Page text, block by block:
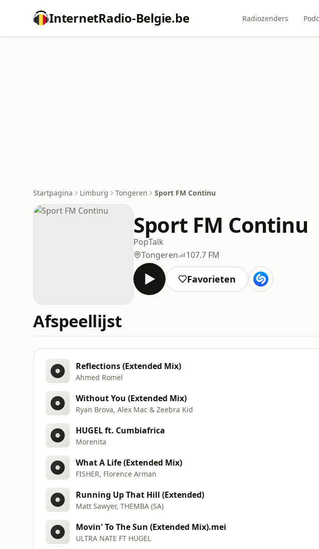
InternetRadio-Belgie.be Radiozenders
Startpagina Limburg Tongeren Sport FM Continu
Sport FM Continu
PopTalk
Tongeren
107.7 FM
Favorieten
Afspeellijst
Reflections (Extended Mix)
Ahmed Romel
Without You (Extended Mix)
Ryan Brova, Alex Mac & Zeebra Kid
HUGEL ft. Cumbiafrica
Morenita
What A Life (Extended Mix)
FISHER, Florence Arman
Running Up That Hill (Extended)
Matt Sawyer, THEMBA (SA)
Movin' To The Sun (Extended Mix).mei
ULTRA NATE FT HUGEL